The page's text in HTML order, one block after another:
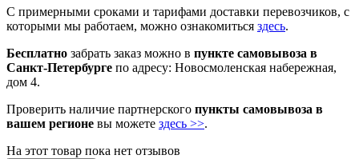
С примерными сроками и тарифами доставки перевозчиков, с
которыми мы работаем, можно ознакомиться здесь.
Бесплатно забрать заказ можно в пункте самовывоза в
Санкт-Петербурге по адресу: Новосмоленская набережная,
дом 4.
Проверить наличие партнерского пункты самовывоза в
вашем регионе вы можете здесь >>.
На этот товар пока нет отзывов